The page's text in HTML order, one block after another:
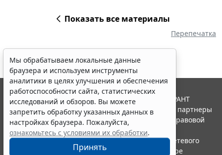
Показать все материалы
Перепечатка
Мы обрабатываем локальные данные
браузера и используем инструменты
аналитики в целях улучшения и обеспечения
работоспособности сайта, статистических
исследований и обзоров. Вы можете
запретить обработку указанных данных в
настройках браузера. Пожалуйста,
ознакомьтесь с условиями их обработки.
Принять
© ООО "НПП "ГАРАНТ-СЕРВИС", 2026. Система ГАРАНТ
выпускается с 1990 года. Компания "Гарант" и ее партнеры
являются участниками Российской ассоциации правовой
информации ГАРАНТ.
Портал ГАРАНТ.РУ зарегистрирован в качестве сетевого
издания Федеральной службой по надзору в сфере